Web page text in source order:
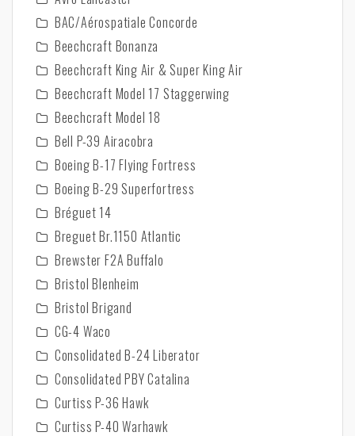
BAC/Aérospatiale Concorde
Beechcraft Bonanza
Beechcraft King Air & Super King Air
Beechcraft Model 17 Staggerwing
Beechcraft Model 18
Bell P-39 Airacobra
Boeing B-17 Flying Fortress
Boeing B-29 Superfortress
Bréguet 14
Breguet Br.1150 Atlantic
Brewster F2A Buffalo
Bristol Blenheim
Bristol Brigand
CG-4 Waco
Consolidated B-24 Liberator
Consolidated PBY Catalina
Curtiss P-36 Hawk
Curtiss P-40 Warhawk